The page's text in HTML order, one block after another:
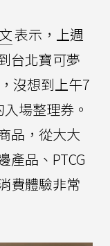
表示，上週
台北寶可夢
沒想到上午7
場整理券。
品，從大大
產品、PTCG
費體驗非常